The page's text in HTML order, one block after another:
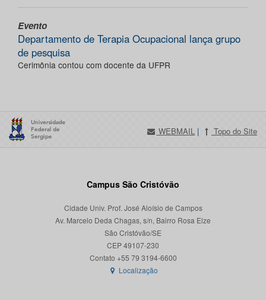
Evento
Departamento de Terapia Ocupacional lança grupo
de pesquisa
Cerimônia contou com docente da UFPR
WEBMAIL | Topo do Site
Campus São Cristóvão
Cidade Univ. Prof. José Aloísio de Campos
Av. Marcelo Deda Chagas, s/n, Bairro Rosa Elze
São Cristóvão/SE
CEP 49107-230
Localização